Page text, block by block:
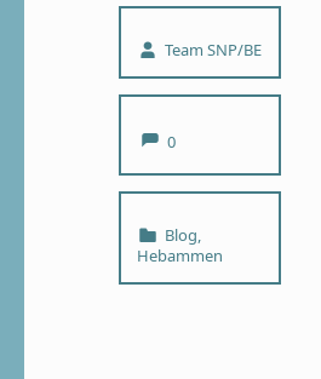
Written by:
Team SNP/BE
0
Categorized in:
Blog,
Hebammen